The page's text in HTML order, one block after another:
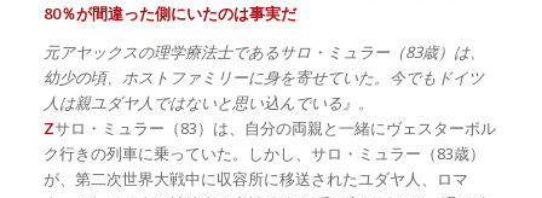
80％が間違った側にいたのは事実だ
元アヤックスの理学療法士であるサロ・ミュラー（83歳）は、
幼少の頃、ホストファミリーに身を寄せていた。今でもドイツ
人は親ユダヤ人ではないと思い込んでいる』。
Zサロ・ミュラー（83）は、自分の両親と一緒にヴェスターボル
ク行きの列車に乗っていた。しかし、サロ・ミュラー（83歳）
が、第二次世界大戦中に収容所に移送されたユダヤ人、ロマ